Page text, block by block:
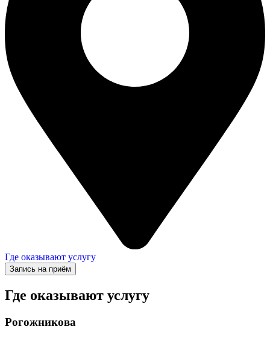
Где оказывают услугу
Запись на приём
Где оказывают услугу
Рогожникова